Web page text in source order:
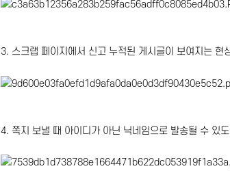
3. 스크랩 페이지에서 신고 누적된 게시글이 보여지는 현
4. 쪽지 보낼 때 아이디가 아닌 닉네임으로 발송될 수 있